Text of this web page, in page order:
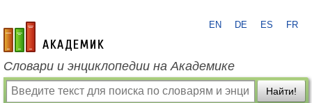
academic.ru
EN DE ES FR
Словари и энциклопедии на Академике
Найти!